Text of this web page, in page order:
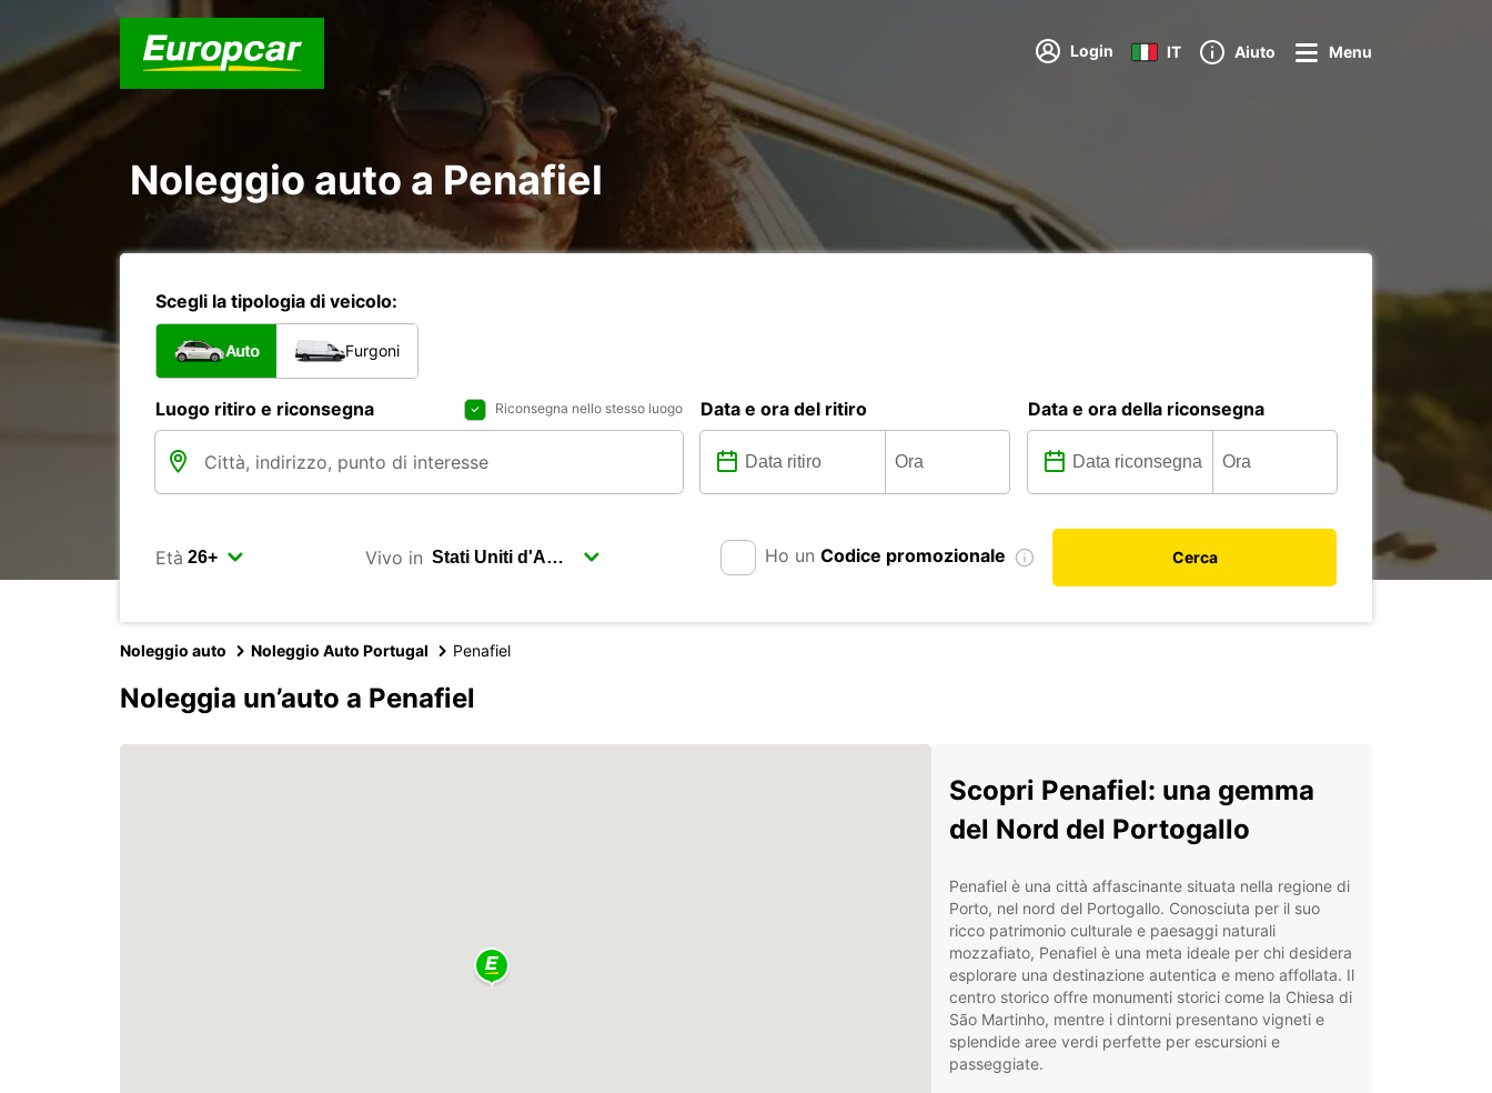
Login IT Aiuto Menu
Noleggio auto a Penafiel
Scegli la tipologia di veicolo:
Auto Furgoni
Luogo ritiro e riconsegna Riconsegna nello stesso luogo Data e ora del ritiro Data e ora della riconsegna
Età Vivo in Ho un Codice promozionale Cerca
Noleggio auto Noleggio Auto Portugal Penafiel
Noleggia un’auto a Penafiel
Scopri Penafiel: una gemma
del Nord del Portogallo
Penafiel è una città affascinante situata nella regione di
Porto, nel nord del Portogallo. Conosciuta per il suo
ricco patrimonio culturale e paesaggi naturali
mozzafiato, Penafiel è una meta ideale per chi desidera
esplorare una destinazione autentica e meno affollata. Il
centro storico offre monumenti storici come la Chiesa di
São Martinho, mentre i dintorni presentano vigneti e
splendide aree verdi perfette per escursioni e
passeggiate.